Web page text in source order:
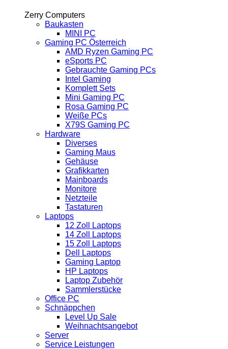
Zerry Computers
Baukasten
MINI PC
Gaming PC Österreich
AMD Ryzen Gaming PC
eSports PC
Gebrauchte Gaming PCs
Intel Gaming
Komplett Sets
Mini Gaming PC
Rosa Gaming PC
Weiße PCs
X79S Gaming PC
Hardware
Diverses
Gaming Maus
Gehäuse
Grafikkarten
Mainboards
Monitore
Netzteile
Tastaturen
Laptops
12 Zoll Laptops
14 Zoll Laptops
15 Zoll Laptops
Dell Laptops
Gaming Laptop
HP Laptops
Laptop Zubehör
Sammlerstücke
Office PC
Schnäppchen
Level Up Sale
Weihnachtsangebot
Server
Service Leistungen